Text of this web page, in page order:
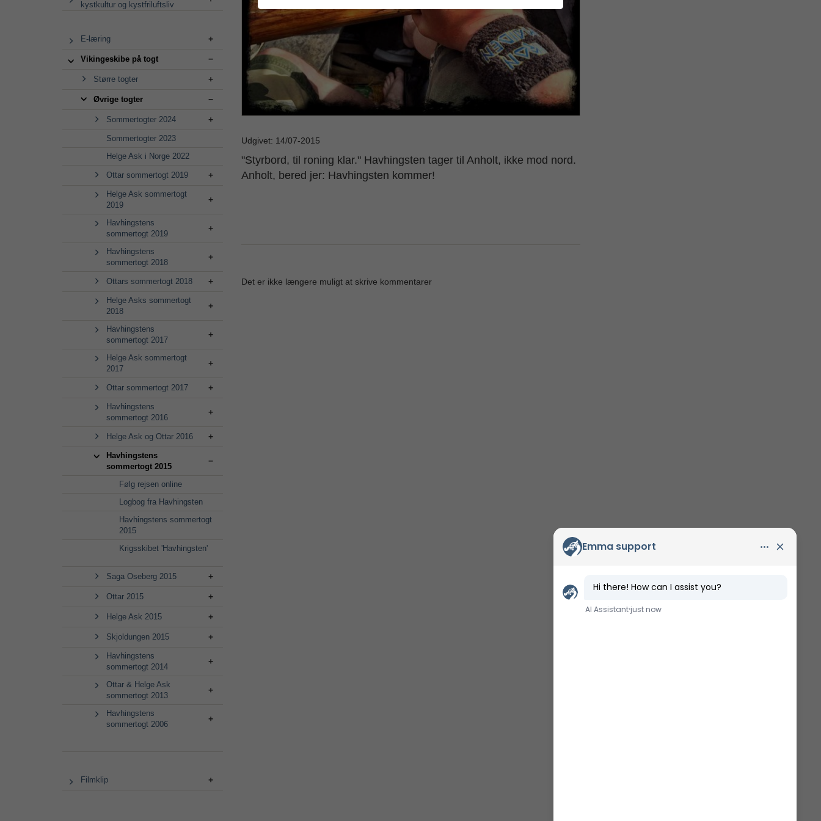
kystkultur og kystfriluftsliv
E-læring
Vikingeskibe på togt
Større togter
Øvrige togter
Sommertogter 2024
Sommertogter 2023
Helge Ask i Norge 2022
Ottar sommertogt 2019
Helge Ask sommertogt
2019
Havhingstens
sommertogt 2019
Havhingstens
sommertogt 2018
Ottars sommertogt 2018
Helge Asks sommertogt
2018
Havhingstens
sommertogt 2017
Helge Ask sommertogt
2017
Ottar sommertogt 2017
Havhingstens
sommertogt 2016
Helge Ask og Ottar 2016
Havhingstens
sommertogt 2015
Følg rejsen online
Logbog fra Havhingsten
Havhingstens sommertogt
2015
Krigsskibet 'Havhingsten'
Saga Oseberg 2015
Ottar 2015
Helge Ask 2015
Skjoldungen 2015
Havhingstens
sommertogt 2014
Ottar & Helge Ask
sommertogt 2013
Havhingstens
sommertogt 2006
Filmklip
Udgivet: 14/07-2015
"Styrbord, til roning klar." Havhingsten tager til Anholt, ikke mod nord.
Anholt, bered jer: Havhingsten kommer!
Det er ikke længere muligt at skrive kommentarer